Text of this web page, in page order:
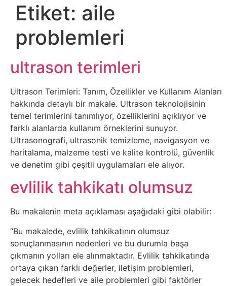
Bankacılık
İşlemleri
Belgesel
Bilgi
Bilgisayar
Bilim
Bitcoin
Bitkiler
Film
Diğer
Etiket: aile
problemleri
ultrason terimleri
Ultrason Terimleri: Tanım, Özellikler ve Kullanım Alanları
hakkında detaylı bir makale. Ultrason teknolojisinin
temel terimlerini tanımlıyor, özelliklerini açıklıyor ve
farklı alanlarda kullanım örneklerini sunuyor.
Ultrasonografi, ultrasonik temizleme, navigasyon ve
haritalama, malzeme testi ve kalite kontrolü, güvenlik
ve denetim gibi çeşitli uygulamaları ele alıyor.
evlilik tahkikatı olumsuz
Bu makalenin meta açıklaması aşağıdaki gibi olabilir:
“Bu makalede, evlilik tahkikatının olumsuz
sonuçlanmasının nedenleri ve bu durumla başa
çıkmanın yolları ele alınmaktadır. Evlilik tahkikatında
ortaya çıkan farklı değerler, iletişim problemleri,
gelecek hedefleri ve aile problemleri gibi faktörler